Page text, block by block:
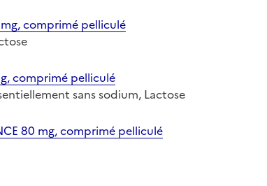
mg, comprimé pelliculé
comprimé pelliculé
sans sodium, Lactose
80 mg, comprimé pelliculé